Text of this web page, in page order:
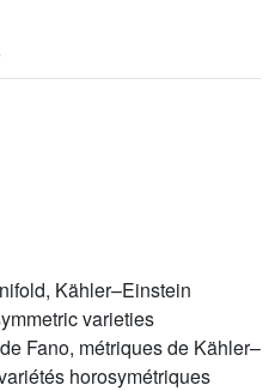
Kähler–Einstein
varieties
Fano, métriques de Kähler–
horosymétriques